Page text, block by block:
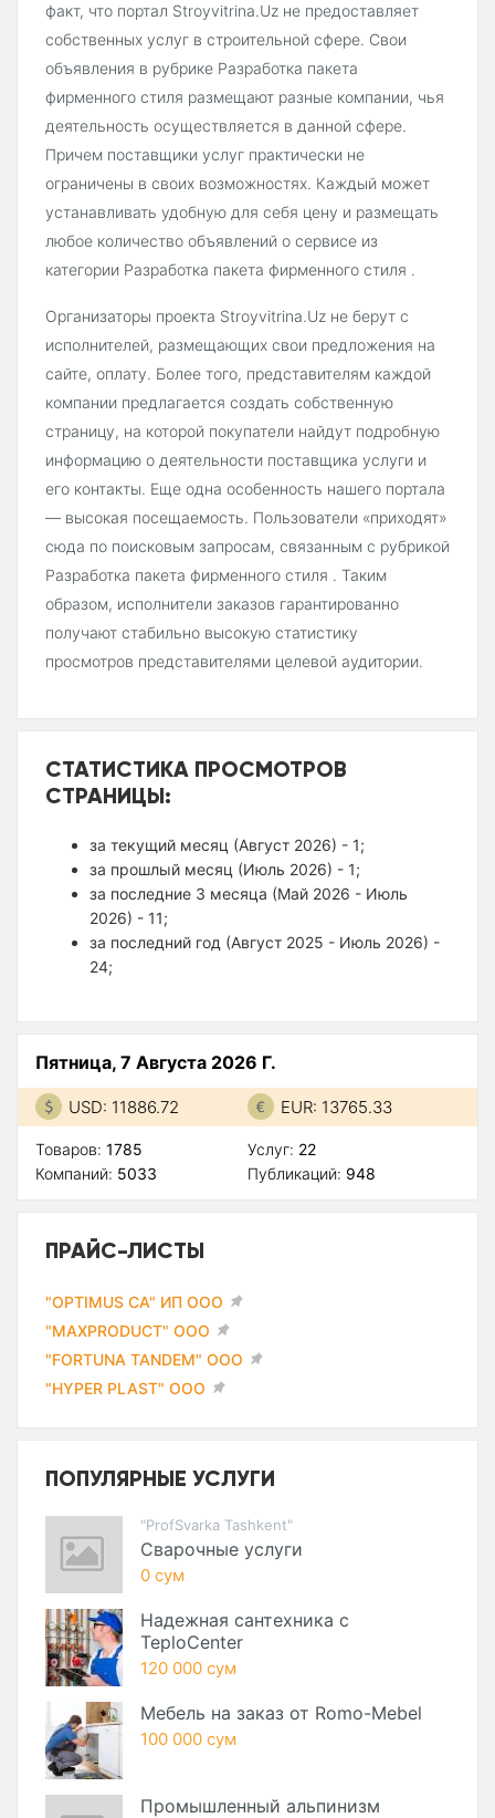
факт, что портал Stroyvitrina.Uz не предоставляет
собственных услуг в строительной сфере. Свои
объявления в рубрике Разработка пакета
фирменного стиля размещают разные компании, чья
деятельность осуществляется в данной сфере.
Причем поставщики услуг практически не
ограничены в своих возможностях. Каждый может
устанавливать удобную для себя цену и размещать
любое количество объявлений о сервисе из
категории Разработка пакета фирменного стиля .
Организаторы проекта Stroyvitrina.Uz не берут с
исполнителей, размещающих свои предложения на
сайте, оплату. Более того, представителям каждой
компании предлагается создать собственную
страницу, на которой покупатели найдут подробную
информацию о деятельности поставщика услуги и
его контакты. Еще одна особенность нашего портала
— высокая посещаемость. Пользователи «приходят»
сюда по поисковым запросам, связанным с рубрикой
Разработка пакета фирменного стиля . Таким
образом, исполнители заказов гарантированно
получают стабильно высокую статистику
просмотров представителями целевой аудитории.
СТАТИСТИКА ПРОСМОТРОВ
СТРАНИЦЫ:
за текущий месяц (Август 2026) - 1;
за прошлый месяц (Июль 2026) - 1;
за последние 3 месяца (Май 2026 - Июль
2026) - 11;
за последний год (Август 2025 - Июль 2026) -
24;
Пятница, 7 Августа 2026 Г.
USD: 11886.72 EUR: 13765.33
Товаров: 1785
Компаний: 5033
Услуг: 22
Публикаций: 948
ПРАЙС-ЛИСТЫ
"OPTIMUS CA" ИП ООО
"MAXPRODUCT" ООО
"FORTUNA TANDEM" ООО
"HYPER PLAST" ООО
ПОПУЛЯРНЫЕ УСЛУГИ
"ProfSvarka Tashkent"
Сварочные услуги
0 сум
Надежная сантехника с
TeploCenter
120 000 сум
Мебель на заказ от Romo-Mebel
100 000 сум
Промышленный альпинизм